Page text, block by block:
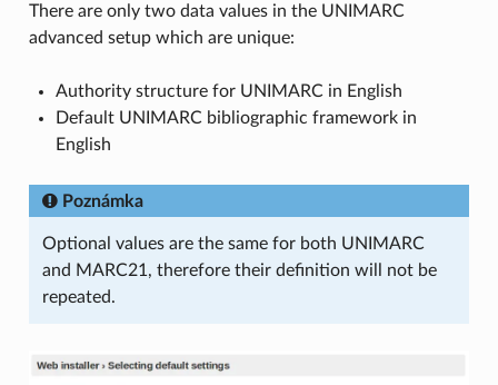
There are only two data values in the UNIMARC
advanced setup which are unique:
Authority structure for UNIMARC in English
Default UNIMARC bibliographic framework in
English
Poznámka
Optional values are the same for both UNIMARC
and MARC21, therefore their definition will not be
repeated.